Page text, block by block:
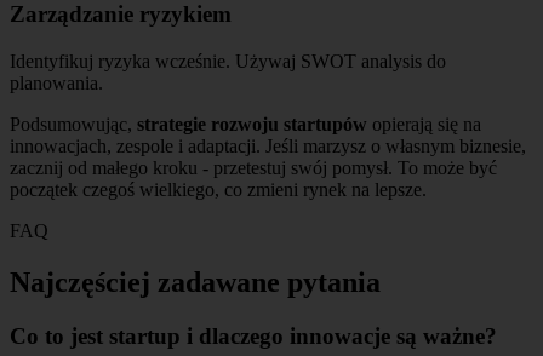
Zarządzanie ryzykiem
Identyfikuj ryzyka wcześnie. Używaj SWOT analysis do
planowania.
Podsumowując, strategie rozwoju startupów opierają się na
innowacjach, zespole i adaptacji. Jeśli marzysz o własnym biznesie,
zacznij od małego kroku - przetestuj swój pomysł. To może być
początek czegoś wielkiego, co zmieni rynek na lepsze.
FAQ
Najczęściej zadawane pytania
Co to jest startup i dlaczego innowacje są ważne?